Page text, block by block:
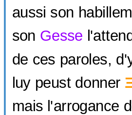
aussi son
son Gesse
de ces paroles,
luy peust donner
mais l'arrogance